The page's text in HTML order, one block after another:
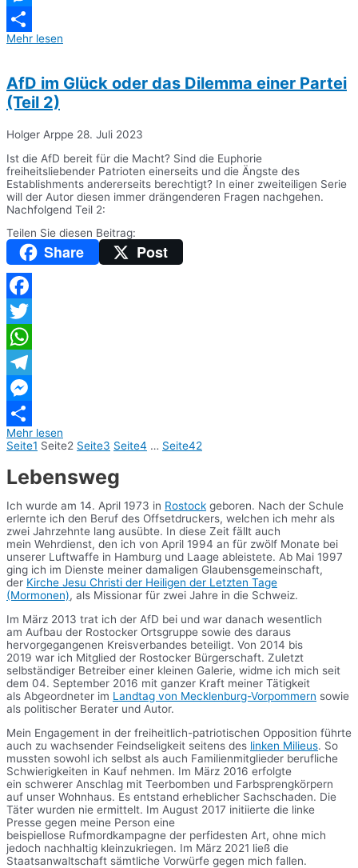
Messenger
Teilen
Mehr lesen
AfD im Glück oder das Dilemma einer Partei
(Teil 2)
Holger Arppe 28. Juli 2023
Ist die AfD bereit für die Macht? Sind die Euphorie
freiheitsliebender Patrioten einerseits und die Ängste des
Establishments andererseits berechtigt? In einer zweiteiligen Serie
will der Autor diesen immer drängenderen Fragen nachgehen.
Nachfolgend Teil 2:
Teilen Sie diesen Beitrag:
Share Post
Facebook
Twitter
WhatsApp
Telegram
Messenger
Teilen
Mehr lesen
Seite1 Seite2 Seite3 Seite4 … Seite42
Lebensweg
Ich wurde am 14. April 1973 in Rostock geboren. Nach der Schule
erlernte ich den Beruf des Offsetdruckers, welchen ich mehr als
zwei Jahrzehnte lang ausübte. In diese Zeit fällt auch
mein Wehrdienst, den ich von April 1994 an für zwölf Monate bei
unserer Luftwaffe in Hamburg und Laage ableistete. Ab Mai 1997
ging ich im Dienste meiner damaligen Glaubensgemeinschaft,
der Kirche Jesu Christi der Heiligen der Letzten Tage
(Mormonen), als Missionar für zwei Jahre in die Schweiz.
Im März 2013 trat ich der AfD bei und war danach wesentlich
am Aufbau der Rostocker Ortsgruppe sowie des daraus
hervorgegangenen Kreisverbandes beteiligt. Von 2014 bis
2019 war ich Mitglied der Rostocker Bürgerschaft. Zuletzt
selbständiger Betreiber einer kleinen Galerie, widme ich mich seit
dem 04. September 2016 mit ganzer Kraft meiner Tätigkeit
als Abgeordneter im Landtag von Mecklenburg-Vorpommern sowie
als politischer Berater und Autor.
Mein Engagement in der freiheitlich-patriotischen Opposition führte
auch zu wachsender Feindseligkeit seitens des linken Milieus. So
mussten sowohl ich selbst als auch Familienmitglieder berufliche
Schwierigkeiten in Kauf nehmen. Im März 2016 erfolgte
ein schwerer Anschlag mit Teerbomben und Farbsprengkörpern
auf unser Wohnhaus. Es entstand erheblicher Sachschaden. Die
Täter wurden nie ermittelt. Im August 2017 initiierte die linke
Presse gegen meine Person eine
beispiellose Rufmordkampagne der perfidesten Art, ohne mich
jedoch nachhaltig kleinzukriegen. Im März 2021 ließ die
Staatsanwaltschaft sämtliche Vorwürfe gegen mich fallen.